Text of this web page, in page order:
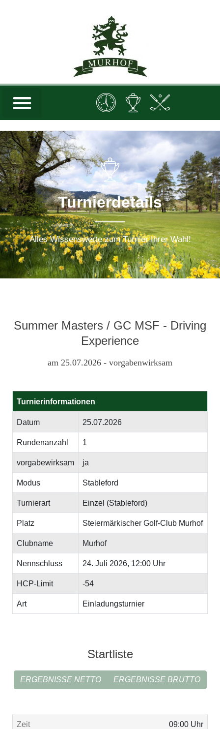
Turnierdetails
Alles Wissenswerte zum Turnier Ihrer Wahl!
Summer Masters / GC MSF - Driving
Experience
am 25.07.2026 - vorgabenwirksam
Turnierinformationen
Datum 25.07.2026
Rundenanzahl 1
vorgabewirksam ja
Modus Stableford
Turnierart Einzel (Stableford)
Platz Steiermärkischer Golf-Club Murhof
Clubname Murhof
Nennschluss 24. Juli 2026, 12:00 Uhr
HCP-Limit -54
Art Einladungsturnier
Startliste
ERGEBNISSE NETTO ERGEBNISSE BRUTTO
09:00 Uhr